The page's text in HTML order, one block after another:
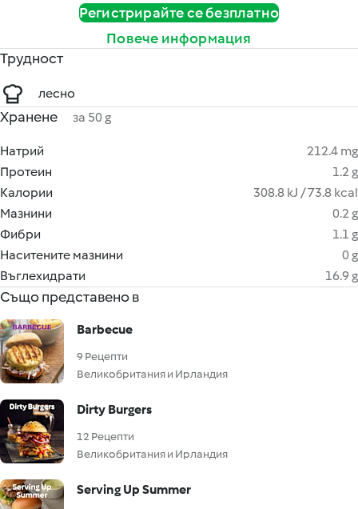
Регистрирайте се безплатно
Повече информация
Трудност
лесно
Хранене за 50 g
Натрий
212.4 mg
Протеин
1.2 g
Калории
308.8 kJ / 73.8 kcal
Мазнини
0.2 g
Фибри
1.1 g
Наситените мазнини
0 g
Въглехидрати
16.9 g
Също представено в
Barbecue
9 Рецепти
Великобритания и Ирландия
Dirty Burgers
12 Рецепти
Великобритания и Ирландия
Serving Up Summer